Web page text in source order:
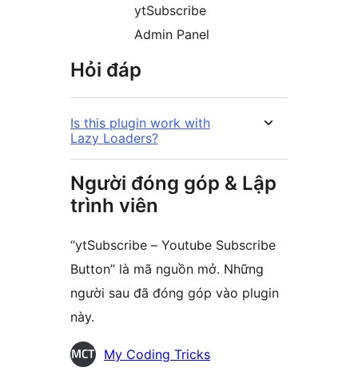
ytSubscribe
Admin Panel
Hỏi đáp
Is this plugin work with
Lazy Loaders?
Người đóng góp & Lập
trình viên
“ytSubscribe – Youtube Subscribe
Button” là mã nguồn mở. Những
người sau đã đóng góp vào plugin
này.
NhữngMy Coding Tricks